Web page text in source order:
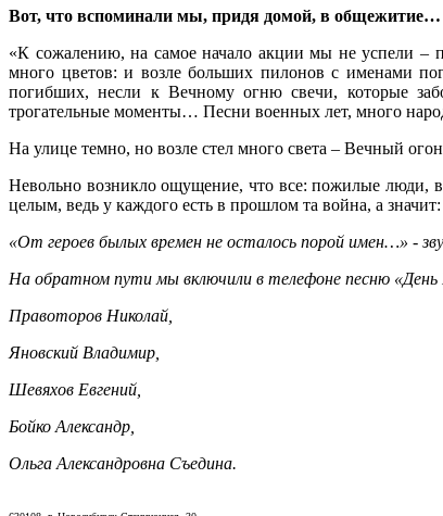
Вот, что вспоминали мы, придя домой, в общежитие…
«К сожалению, на самое начало акции мы не успели
много цветов: и возле больших пилонов с именами
погибших, несли к Вечному огню свечи, которые
трогательные моменты… Песни военных лет, много
На улице темно, но возле стел много света – Вечный
Невольно возникло ощущение, что все: пожилые люди,
целым, ведь у каждого есть в прошлом та война, а
«От героев былых времен не осталось порой имен…» -
На обратном пути мы включили в телефоне песню
Правоторов Николай,
Яновский Владимир,
Шевяхов Евгений,
Бойко Александр,
Ольга Александровна Съедина.